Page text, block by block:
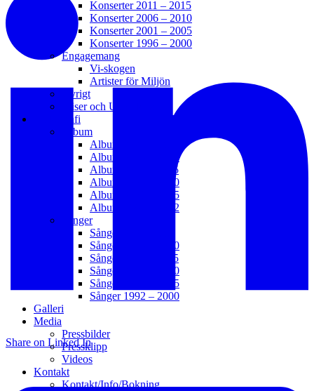
Share on Linked In
Konserter 2011 – 2015
Konserter 2006 – 2010
Konserter 2001 – 2005
Konserter 1996 – 2000
Engagemang
Vi-skogen
Artister för Miljön
Övrigt
Priser och Utmärkelser
Diskografi
Album
Album 2021 – t.v.
Album 2016 – 2020
Album 2011 – 2015
Album 2006 – 2010
Album 2003 – 2005
Album 1992 – 2002
Sånger
Sånger 2021 – t.v.
Sånger 2016 – 2020
Sånger 2011 – 2015
Sånger 2006 – 2010
Sånger 2001 – 2005
Sånger 1992 – 2000
Galleri
Media
Pressbilder
Pressklipp
Videos
Kontakt
Kontakt/Info/Bokning